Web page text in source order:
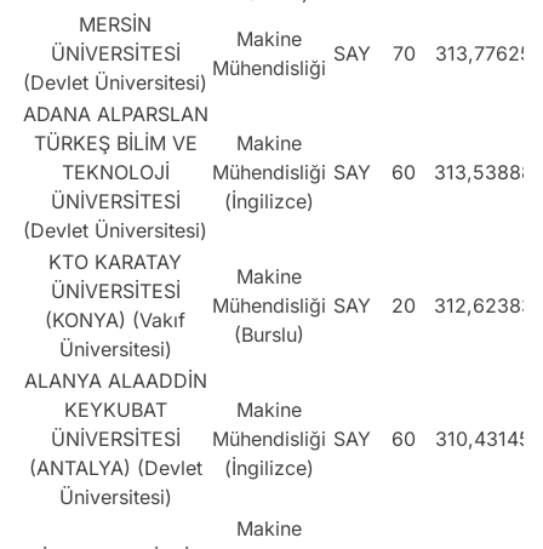
MERSİN
ÜNİVERSİTESİ
(Devlet Üniversitesi)
Makine
Mühendisliği
SAY 70 313,77625
ADANA ALPARSLAN
TÜRKEŞ BİLİM VE
TEKNOLOJİ
ÜNİVERSİTESİ
(Devlet Üniversitesi)
Makine
Mühendisliği
(İngilizce)
SAY 60 313,53888
KTO KARATAY
ÜNİVERSİTESİ
(KONYA) (Vakıf
Üniversitesi)
Makine
Mühendisliği
(Burslu)
SAY 20 312,62383
ALANYA ALAADDİN
KEYKUBAT
ÜNİVERSİTESİ
(ANTALYA) (Devlet
Üniversitesi)
Makine
Mühendisliği
(İngilizce)
SAY 60 310,43145
Makine